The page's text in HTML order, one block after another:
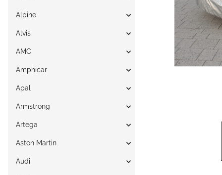
Alpine
Alvis
AMC
Amphicar
Apal
Armstrong
Artega
Aston Martin
Audi